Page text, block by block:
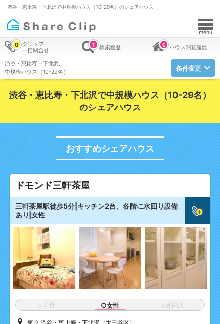
渋谷・恵比寿・下北沢で中規模ハウス（10-29名）のシェアハウス
menu
クリップ
一括問合せ
0 検索履歴
1 ハウス閲覧履歴
0
渋谷・恵比寿・下北沢
中規模ハウス（10-29名）
条件変更
渋谷・恵比寿・下北沢で中規模ハウス（10-29名）
のシェアハウス
おすすめシェアハウス
ドモンド三軒茶屋
三軒茶屋駅徒歩5分|キッチン2台、各階に水回り設備
あり|女性
×男性 ○女性 ×外国人
東京 渋谷・恵比寿・下北沢（世田谷区）